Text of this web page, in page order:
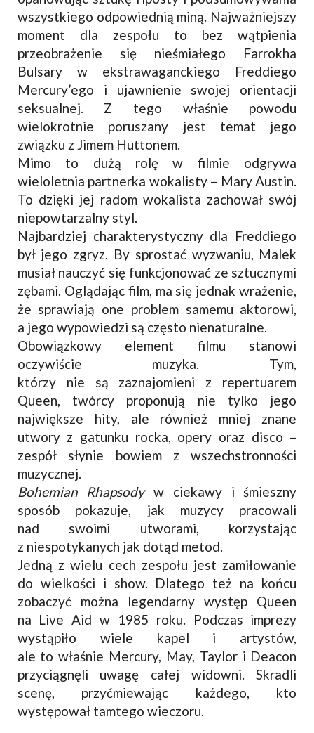
wszystkiego odpowiednią miną. Najważniejszy
moment dla zespołu to bez wątpienia
przeobrażenie się nieśmiałego Farrokha
Bulsary w ekstrawaganckiego Freddiego
Mercury’ego i ujawnienie swojej orientacji
seksualnej. Z tego właśnie powodu
wielokrotnie poruszany jest temat jego
związku z Jimem Huttonem.
Mimo to dużą rolę w filmie odgrywa
wieloletnia partnerka wokalisty – Mary Austin.
To dzięki jej radom wokalista zachował swój
niepowtarzalny styl.
Najbardziej charakterystyczny dla Freddiego
był jego zgryz. By sprostać wyzwaniu, Malek
musiał nauczyć się funkcjonować ze sztucznymi
zębami. Oglądając film, ma się jednak wrażenie,
że sprawiają one problem samemu aktorowi,
a jego wypowiedzi są często nienaturalne.
Obowiązkowy element filmu stanowi
oczywiście muzyka. Tym,
którzy nie są zaznajomieni z repertuarem
Queen, twórcy proponują nie tylko jego
największe hity, ale również mniej znane
utwory z gatunku rocka, opery oraz disco –
zespół słynie bowiem z wszechstronności
muzycznej.
Bohemian Rhapsodyw ciekawy i śmieszny
sposób pokazuje, jak muzycy pracowali
nad swoimi utworami, korzystając
z niespotykanych jak dotąd metod.
Jedną z wielu cech zespołu jest zamiłowanie
do wielkości i show. Dlatego też na końcu
zobaczyć można legendarny występ Queen
na Live Aid w 1985 roku. Podczas imprezy
wystąpiło wiele kapel i artystów,
ale to właśnie Mercury, May, Taylor i Deacon
przyciągnęli uwagę całej widowni. Skradli
scenę, przyćmiewając każdego, kto
występował tamtego wieczoru.